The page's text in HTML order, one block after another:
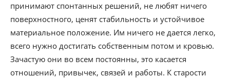
принимают спонтанных решений, не любят ничего
поверхностного, ценят стабильность и устойчивое
материальное положение. Им ничего не дается легко,
всего нужно достигать собственным потом и кровью.
Зачастую они во всем постоянны, это касается
отношений, привычек, связей и работы. К старости